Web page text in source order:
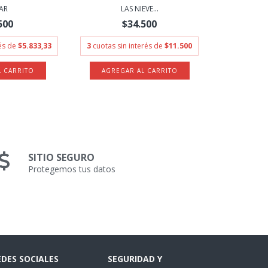
de$5.833,33
LAS NIEVE...
$34.500
3 cuotas sin interés de$11.500
SITIO SEGURO
Protegemos tus datos
SOCIALES
SEGURIDAD Y